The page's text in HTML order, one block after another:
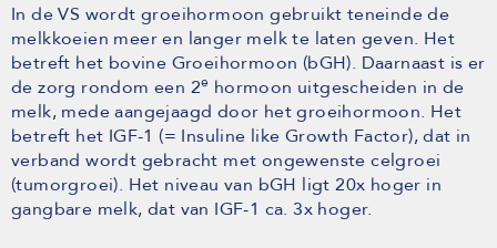
In de VS wordt groeihormoon gebruikt teneinde de
melkkoeien meer en langer melk te laten geven. Het
betreft het bovine Groeihormoon (bGH). Daarnaast is er
de zorg rondom een 2e hormoon uitgescheiden in de
melk, mede aangejaagd door het groeihormoon. Het
betreft het IGF-1 (= Insuline like Growth Factor), dat in
verband wordt gebracht met ongewenste celgroei
(tumorgroei). Het niveau van bGH ligt 20x hoger in
gangbare melk, dat van IGF-1 ca. 3x hoger.